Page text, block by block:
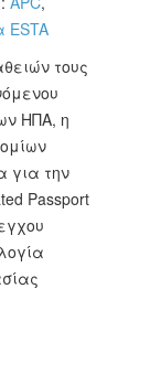
ESTA
τους
ΗΠΑ, η
για την
Passport